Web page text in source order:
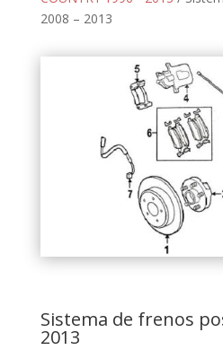
2008 – 2013
Sistema de frenos
2013